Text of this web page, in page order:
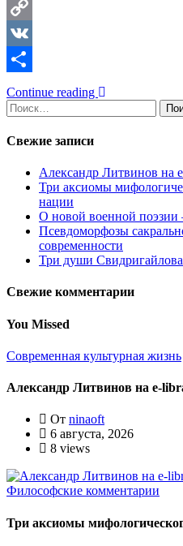
Telegram
Copy
Link
VK
Отправить
Continue reading
Найти:
Свежие записи
Александр Литвинов на
Три аксиомы
нации
О новой военной поэзии
Псевдоморфозы
современности
Три души Свидригайлова
Свежие комментарии
You Missed
Современная культурная жизнь
Александр Литвинов на e-
От ninaoft
6 августа, 2026
8 views
Философские комментарии
Три аксиомы